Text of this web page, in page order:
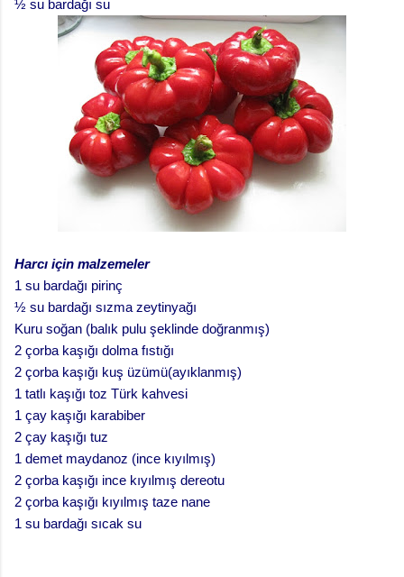
½ su bardağı su
Harcı için malzemeler
1 su bardağı pirinç
½ su bardağı sızma zeytinyağı
Kuru soğan (balık pulu şeklinde doğranmış)
2 çorba kaşığı dolma fıstığı
2 çorba kaşığı kuş üzümü(ayıklanmış)
1 tatlı kaşığı toz Türk kahvesi
1 çay kaşığı karabiber
2 çay kaşığı tuz
1 demet maydanoz (ince kıyılmış)
2 çorba kaşığı ince kıyılmış dereotu
2 çorba kaşığı kıyılmış taze nane
1 su bardağı sıcak su